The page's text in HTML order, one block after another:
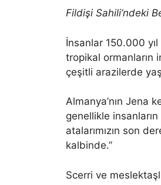
Fildişi Sahili’ndeki
İnsanlar 150.000
tropikal ormanların
çeşitli arazilerde
Almanya’nın Jena
genellikle
atalarımızın son
kalbinde.”
Scerri ve